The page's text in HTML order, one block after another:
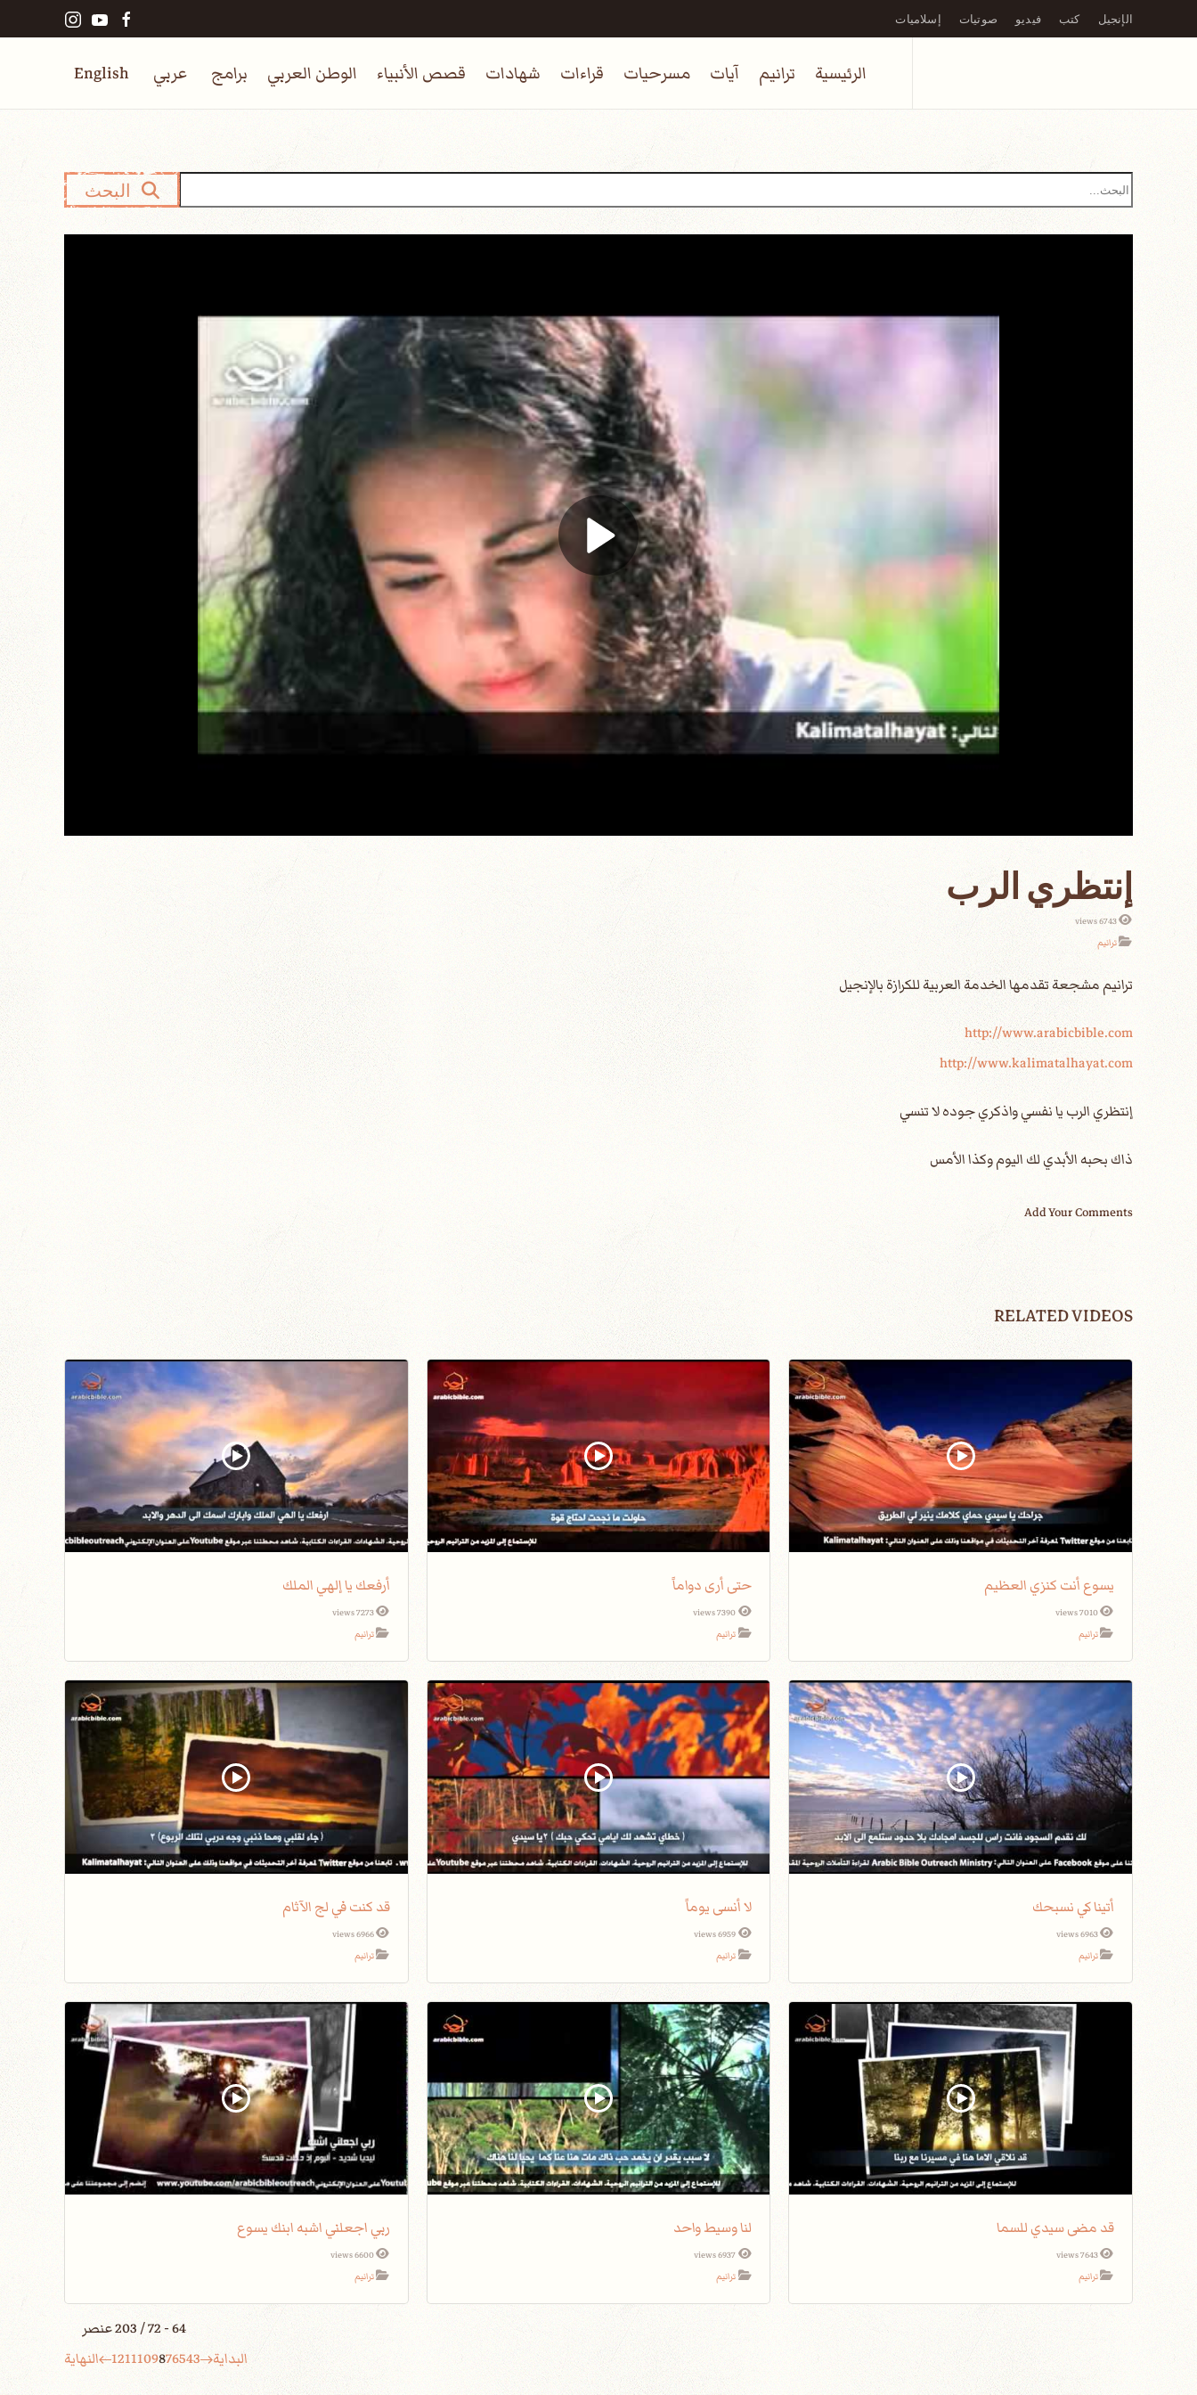
Skip to main content
الإنجيل كتب فيديو صوتيات إسلاميات
الرئيسية ترانيم آيات مسرحيات قراءات شهادات قصص الأنبياء الوطن العربي برامج عربي English
البحث
إنتظري الرب
6743 views
ترانيم
http://www.arabicbible.com
http://www.kalimatalhayat.com
إنتظري الرب يا نفسي واذكري جوده لا تنسي
ذاك بحبه الأبدي لك اليوم وكذا الأمس
Add Your Comments
RELATED VIDEOS
يسوع أنت كنزي العظيم
7010 views
ترانيم
حتى أرى دواماً
ترانيم
أرفعك يا إلهي الملك
7273 views
ترانيم
أتينا كي نسبحك
6963 views
ترانيم
لا أنسى يوماً
ترانيم
قد كنت في لج الآثام
6966 views
ترانيم
قد مضى سيدي للسما
7643 views
ترانيم
لنا وسيط واحد
ترانيم
ربي اجعلني اشبه ابنك يسوع
6600 views
ترانيم
64 - 72 / 203 عنصر
البداية
3
4
5
6
7
8
9
10
11
12 النهاية